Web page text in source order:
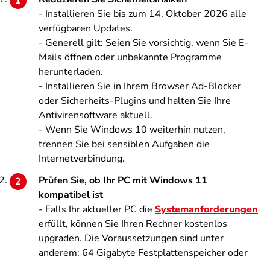
- Installieren Sie bis zum 14. Oktober 2026 alle
verfügbaren Updates.
- Generell gilt: Seien Sie vorsichtig, wenn Sie E-
Mails öffnen oder unbekannte Programme
herunterladen.
- Installieren Sie in Ihrem Browser Ad-Blocker
oder Sicherheits-Plugins und halten Sie Ihre
Antivirensoftware aktuell.
- Wenn Sie Windows 10 weiterhin nutzen,
trennen Sie bei sensiblen Aufgaben die
Internetverbindung.
Prüfen Sie, ob Ihr PC mit Windows 11
kompatibel ist
- Falls Ihr aktueller PC die Systemanforderungen
erfüllt, können Sie Ihren Rechner kostenlos
upgraden. Die Voraussetzungen sind unter
anderem: 64 Gigabyte Festplattenspeicher oder